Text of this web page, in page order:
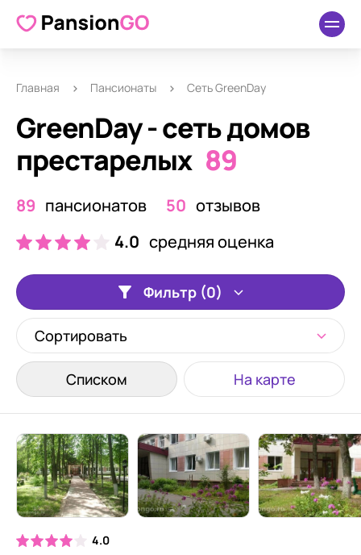
Главная Пансионаты Сеть GreenDay
GreenDay - сеть домов
престарелых 89
89 пансионатов 50 отзывов
4.0 средняя оценка
Фильтр (0)
Сортировать
Списком На карте
4.0